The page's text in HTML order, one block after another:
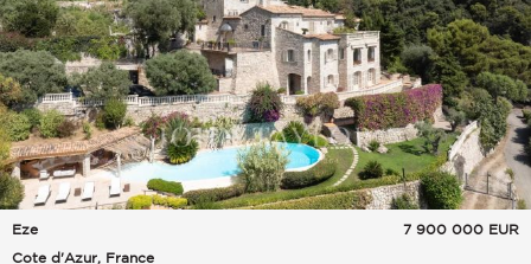
Eze
Cote d'Azur, France
7 900 000 EUR